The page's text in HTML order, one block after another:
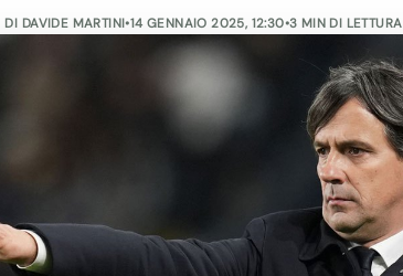
DI DAVIDE MARTINI•14 GENNAIO 2025, 12:30•3 MIN DI LETTURA